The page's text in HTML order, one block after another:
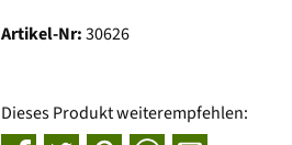
Artikel-Nr:30626
Dieses Produkt weiterempfehlen: